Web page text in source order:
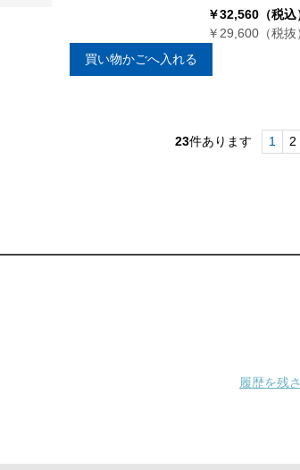
￥32,560（税込
￥29,600（税抜
買い物かごへ入れる
23件あります 1 2
履歴を残